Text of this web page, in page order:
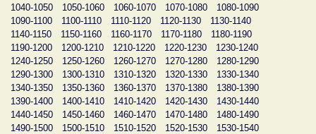
1040-1050
1050-1060 1060-1070 1070-1080
1080-1090
1090-1100
1100-1110 1110-1120 1120-1130
1130-1140
1140-1150
1150-1160 1160-1170 1170-1180
1180-1190
1190-1200
1200-1210 1210-1220 1220-1230
1230-1240
1240-1250
1250-1260 1260-1270 1270-1280
1280-1290
1290-1300
1300-1310 1310-1320 1320-1330
1330-1340
1340-1350
1350-1360 1360-1370 1370-1380
1380-1390
1390-1400
1400-1410 1410-1420 1420-1430
1430-1440
1440-1450
1450-1460 1460-1470 1470-1480
1480-1490
1490-1500
1500-1510 1510-1520 1520-1530
1530-1540